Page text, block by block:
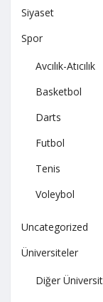
Siyaset
Spor
Avcılık-Atıcılık
Basketbol
Darts
Futbol
Tenis
Voleybol
Uncategorized
Üniversiteler
Diğer